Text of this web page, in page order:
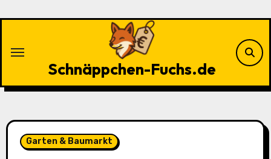
Schnäppchen-Fuchs.de
Garten & Baumarkt